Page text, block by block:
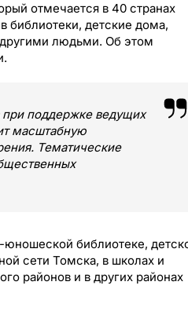
отмечается в 40 странах
библиотеки, детские дома,
людьми. Об этом
поддержке ведущих
масштабную
Тематические
юношеской библиотеке,
сети Томска, в школах и
районов и в других районах